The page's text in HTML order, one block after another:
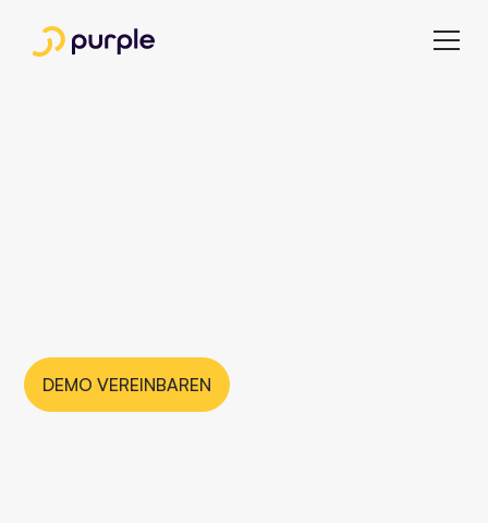
DEMO VEREINBAREN